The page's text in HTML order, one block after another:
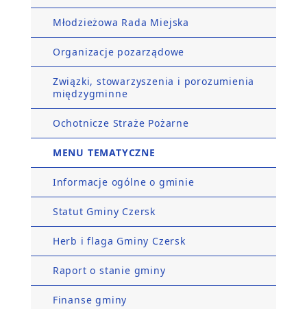
Młodzieżowa Rada Miejska
Organizacje pozarządowe
Związki, stowarzyszenia i porozumienia
międzygminne
Ochotnicze Straże Pożarne
MENU TEMATYCZNE
Informacje ogólne o gminie
Statut Gminy Czersk
Herb i flaga Gminy Czersk
Raport o stanie gminy
Finanse gminy